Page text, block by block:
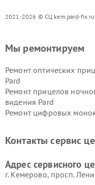
2021-2026 © СЦ kem.pard-fix.ru
Мы ремонтируем
Ремонт оптических
Pard
Ремонт прицелов
видения Pard
Ремонт цифровых
Контакты сервис
Адрес сервисного
г. Кемерово, просп.